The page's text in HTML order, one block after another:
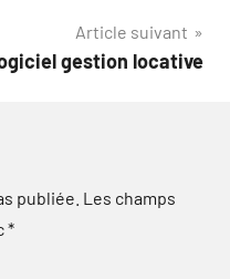
Article suivant
gestion locative
publiée. Les champs
*